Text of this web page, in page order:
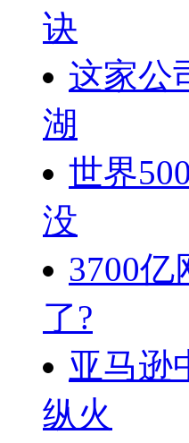
诀
这家公
湖
世界
没
3700亿
了?
亚马逊
纵火